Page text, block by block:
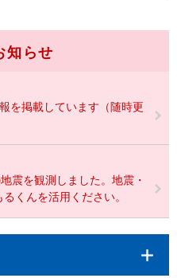
知らせ
を掲載しています（随時更
震を観測しました。地震・
くんを活用ください。